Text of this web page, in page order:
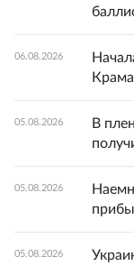
06.08.2026
05.08.2026
В
05.08.2026
05.08.2026